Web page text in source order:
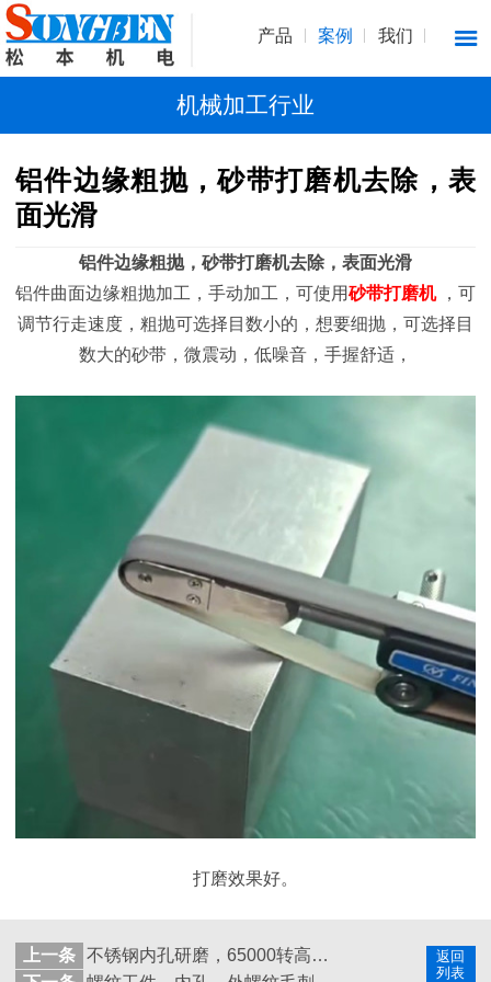
产品 案例 我们
机械加工行业
铝件边缘粗抛，砂带打磨机去除，表
面光滑
铝件边缘粗抛，砂带打磨机去除，表面光滑
铝件曲面边缘粗抛加工，手动加工，可使用砂带打磨机
，可
调节行走速度，粗抛可选择目数小的，想要细抛，可选择目
数大的砂带，微震动，低噪音，手握舒适，
打磨效果好。
返回
列表
上一条
不锈钢内孔研磨，65000转高速主轴+6mm柄磨头高精度加工